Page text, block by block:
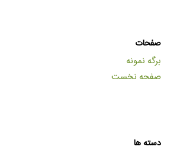
صفحات
برگه نمونه
صفحه نخست
دسته ها